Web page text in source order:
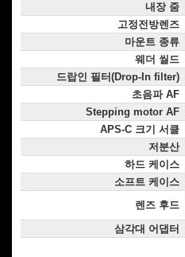
내장 줌
고정전방렌즈
마운트 종류
웨더 씰드
드랍인 필터(Drop-In filter)
초음파 AF
Stepping motor AF
APS-C 크기 서클
저분산
하드 케이스
소프트 케이스
렌즈 후드
삼각대 어댑터